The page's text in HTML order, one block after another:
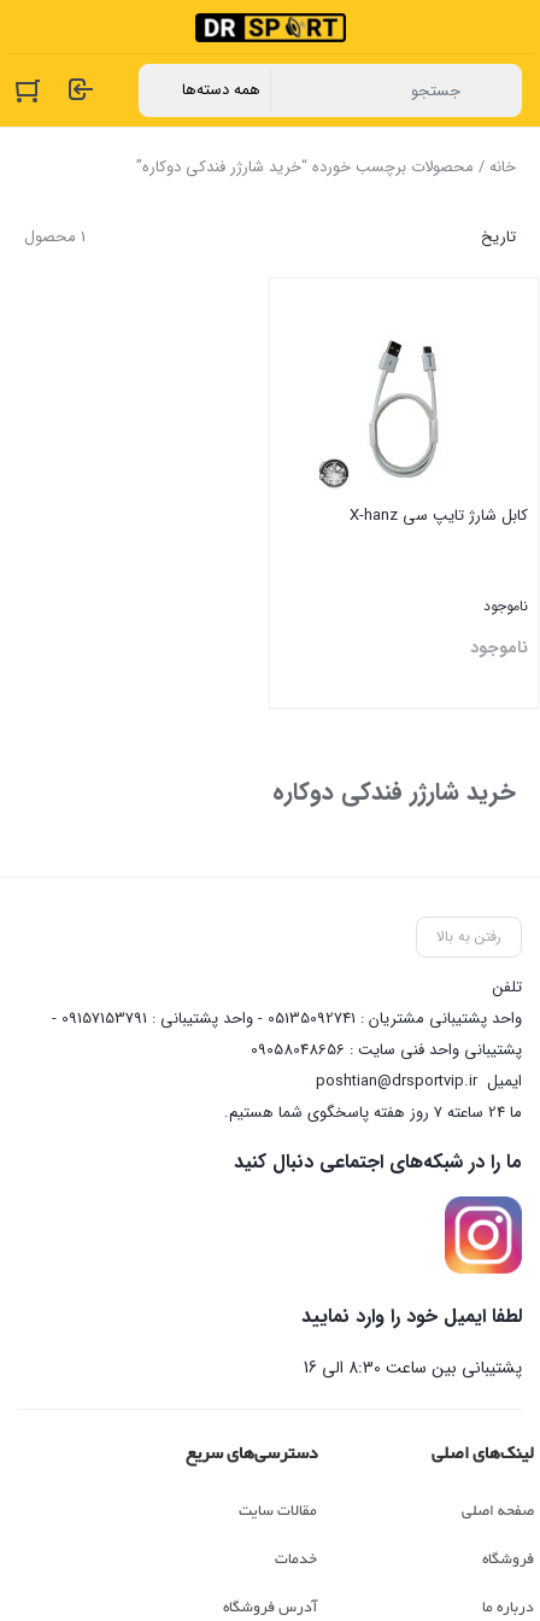
خانه/ محصولات برچسب خورده “خرید شارژر فندکی دوکاره”
1 محصول تاریخ
کابل شارژ تایپ سی X-hanz
ناموجود
ناموجود
خرید شارژر فندکی دوکاره
رفتن به بالا
تلفن
واحد پشتیبانی مشتریان : 05135092741 - واحد پشتیبانی : 09157153791 -
پشتیبانی واحد فنی سایت : 09058048656
ایمیلposhtian@drsportvip.ir
ما 24 ساعته 7 روز هفته پاسخگوی شما هستیم.
ما را در شبکه‌های اجتماعی دنبال کنید
لطفا ایمیل خود را وارد نمایید
پشتیبانی بین ساعت 8:30 الی 16
لینک‌های اصلی
صفحه اصلی
فروشگاه
درباره ما
دسترسی‌های سریع
مقالات سایت
خدمات
آدرس فروشگاه